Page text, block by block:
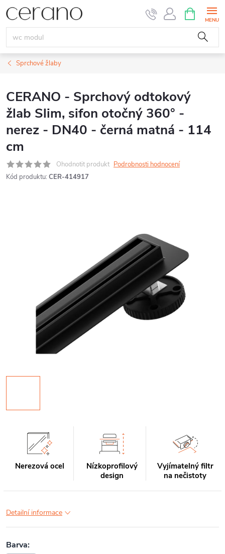
Přejít
na
obsah
NÁKUPNÍ
KOŠÍK
Sprchové žlaby
CERANO - Sprchový odtokový
žlab Slim, sifon otočný 360° -
nerez - DN40 - černá matná - 114
cm
Ohodnotit produkt Podrobnosti hodnocení
Kód produktu: CER-414917
Nerezová ocel
Nízkoprofilový
design
Vyjímatelný filtr
na nečistoty
Detailní informace